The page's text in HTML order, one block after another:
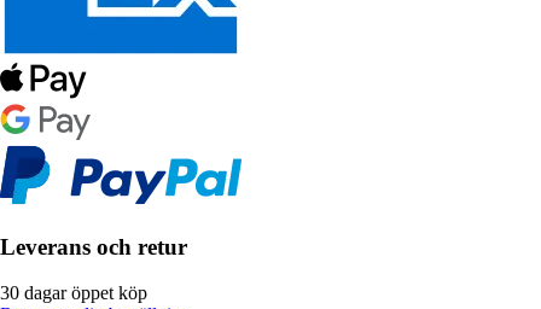
Leverans och retur
30 dagar öppet köp